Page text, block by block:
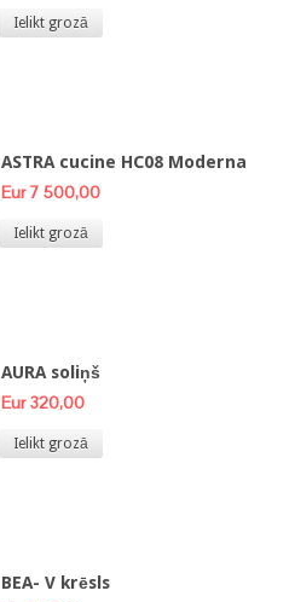
Ielikt grozā
ASTRA cucine HC08 Moderna
Eur 7 500,00
Ielikt grozā
AURA soliņš
Eur 320,00
Ielikt grozā
BEA- V krēsls